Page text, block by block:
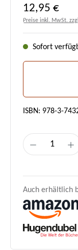
Regulärer Preis:
12,95 €
Preise inkl. MwSt.
Sofort
ISBN: 978-3-
Produkt
Auch erhältlich